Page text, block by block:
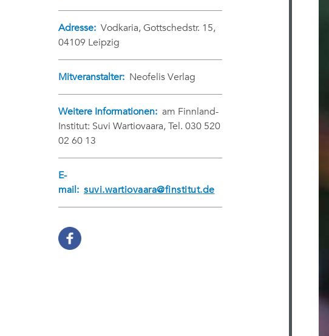
Adresse: Vodkaria, Gottschedstr. 15,
04109 Leipzig
Mitveranstalter: Neofelis Verlag
Weitere Informationen: am Finnland-
Institut: Suvi Wartiovaara, Tel. 030 520
02 60 13
E-
mail: suvi.wartiovaara@finstitut.de